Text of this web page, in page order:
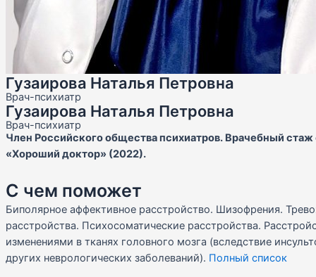
Гузаирова Наталья Петровна
Врач-психиатр
Гузаирова Наталья Петровна
Врач-психиатр
Член Российского общества психиатров. Врачебный
«Хороший доктор» (2022).
С чем поможет
Биполярное аффективное расстройство. Шизофрения.
расстройства. Психосоматические расстройства.
изменениями в тканях головного мозга (вследствие
других неврологических заболеваний). Полный список